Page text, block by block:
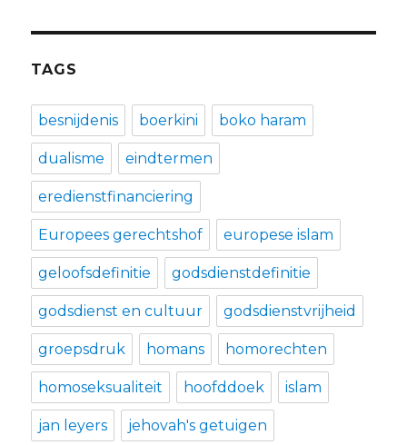
TAGS
besnijdenis boerkini boko haram
dualisme eindtermen
eredienstfinanciering
Europees gerechtshof europese islam
geloofsdefinitie godsdienstdefinitie
godsdienst en cultuur godsdienstvrijheid
groepsdruk homans homorechten
homoseksualiteit hoofddoek islam
jan leyers jehovah's getuigen